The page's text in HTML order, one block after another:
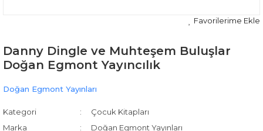
Danny Dingle ve Muhteşem Buluşlar
Doğan Egmont Yayıncılık
Doğan Egmont Yayınları
Kategori
Çocuk Kitapları
Marka
Doğan Egmont Yayınları